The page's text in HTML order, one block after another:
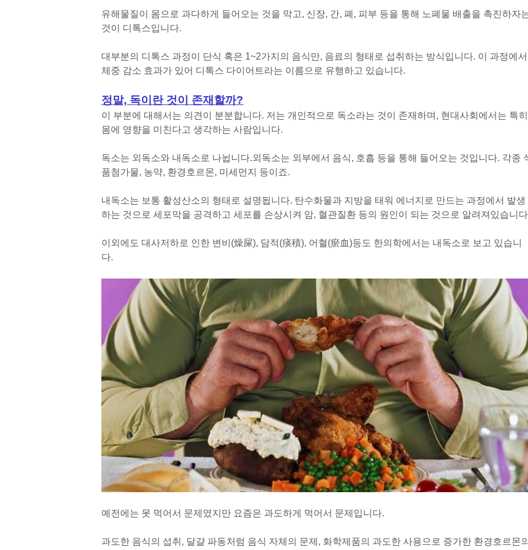
유해물질이 몸으로 과다하게 들어오는 것을 막고, 신장, 간, 폐, 피부 등을 통해 노폐물 배출을 촉진하자
것이 디톡스입니다.
대부분의 디톡스 과정이 단식 혹은 1~2가지의 음식만, 음료의 형태로 섭취하는 방식입니다. 이 과정에서
체중 감소 효과가 있어 디톡스 다이어트라는 이름으로 유행하고 있습니다.
정말, 독이란 것이 존재할까?
이 부분에 대해서는 의견이 분분합니다. 저는 개인적으로 독소라는 것이 존재하며, 현대사회에서는 특히
몸에 영향을 미친다고 생각하는 사람입니다.
독소는 외독소와 내독소로 나뉩니다.외독소는 외부에서 음식, 호흡 등을 통해 들어오는 것입니다. 각종
품첨가물, 농약, 환경호르몬, 미세먼지 등이죠.
내독소는 보통 활성산소의 형태로 설명됩니다. 탄수화물과 지방을 태워 에너지로 만드는 과정에서 발생
하는 것으로 세포막을 공격하고 세포를 손상시켜 암, 혈관질환 등의 원인이 되는 것으로 알려져있습니
이외에도 대사저하로 인한 변비(燥屎), 담적(痰積), 어혈(瘀血)등도 한의학에서는 내독소로 보고 있습니
다.
예전에는 못 먹어서 문제였지만 요즘은 과도하게 먹어서 문제입니다.
과도한 음식의 섭취, 달걀 파동처럼 음식 자체의 문제, 화학제품의 과도한 사용으로 증가한 환경호르몬